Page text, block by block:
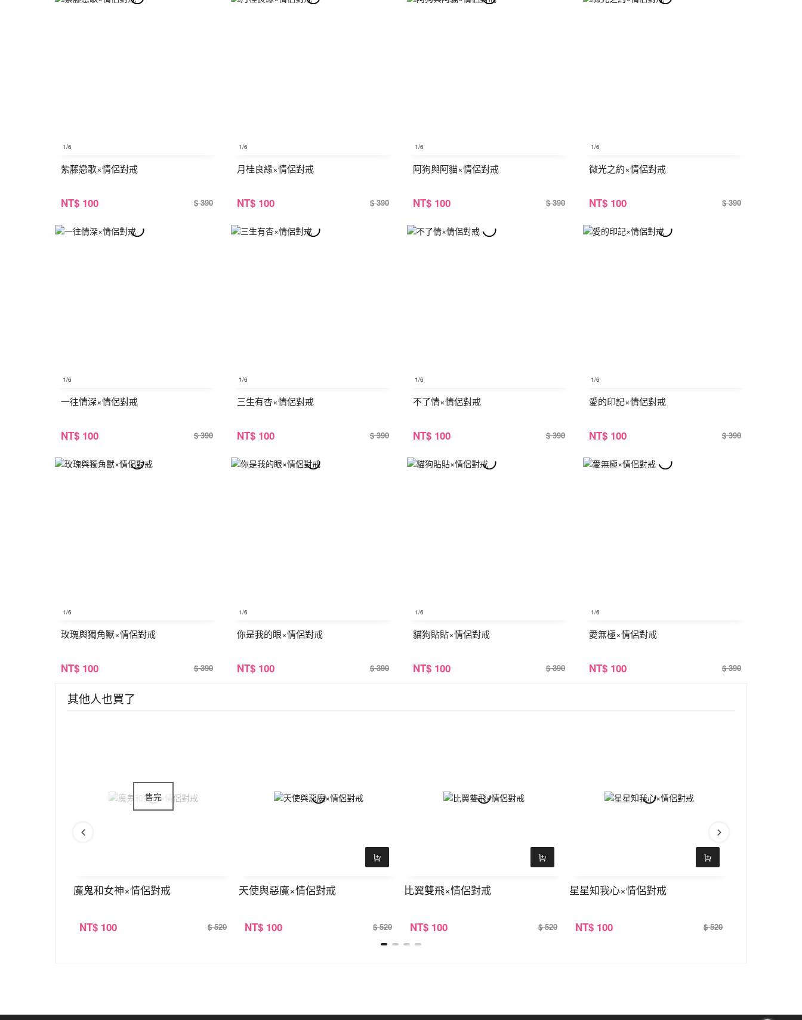
1/6
紫藤戀歌×情侶對戒
NT$ 100 $ 390
1/6
月桂良緣×情侶對戒
NT$ 100 $ 390
1/6
阿狗與阿貓×情侶對戒
NT$ 100 $ 390
1/6
微光之約×情侶對戒
NT$ 100 $ 390
1/6
一往情深×情侶對戒
NT$ 100 $ 390
1/6
三生有杏×情侶對戒
NT$ 100 $ 390
1/6
不了情×情侶對戒
NT$ 100 $ 390
1/6
愛的印記×情侶對戒
NT$ 100 $ 390
1/6
玫瑰與獨角獸×情侶對戒
NT$ 100 $ 390
1/6
你是我的眼×情侶對戒
NT$ 100 $ 390
1/6
貓狗貼貼×情侶對戒
NT$ 100 $ 390
1/6
愛無極×情侶對戒
NT$ 100 $ 390
其他人也買了
魔鬼和女神×情侶對戒
NT$ 100 $ 520
天使與惡魔×情侶對戒
NT$ 100 $ 520
比翼雙飛×情侶對戒
NT$ 100 $ 520
星星知我心×情侶對戒
NT$ 100 $ 520